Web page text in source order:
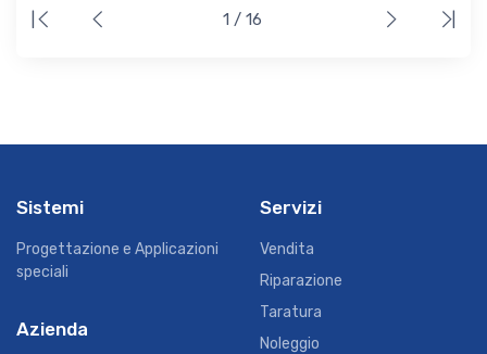
1 / 16 |
Sistemi
Progettazione e Applicazioni
speciali
Azienda
Servizi
Vendita
Riparazione
Taratura
Noleggio